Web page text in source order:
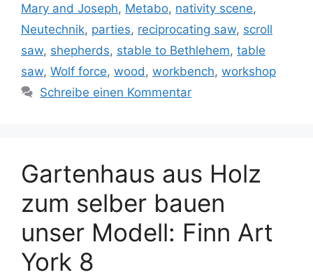
Mary and Joseph, Metabo, nativity scene,
Neutechnik, parties, reciprocating saw, scroll
saw, shepherds, stable to Bethlehem, table
saw, Wolf force, wood , workbench, workshop
Schreibe einen Kommentar
Gartenhaus aus Holz
zum selber bauen
unser Modell: Finn Art
York 8